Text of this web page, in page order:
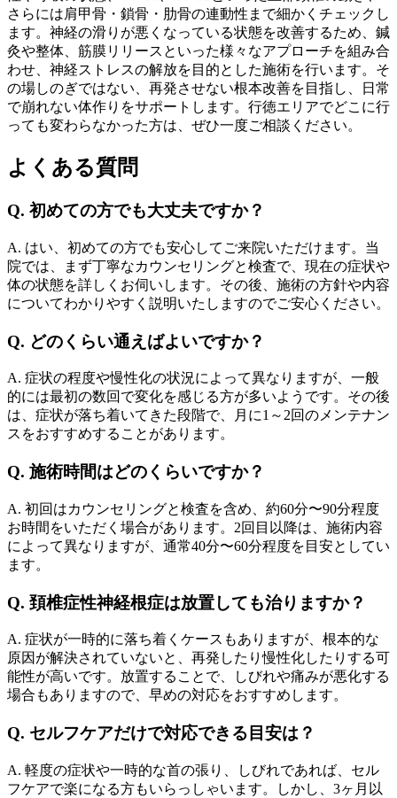
さらには肩甲骨・鎖骨・肋骨の連動性まで細かくチェックし
ます。神経の滑りが悪くなっている状態を改善するため、鍼
灸や整体、筋膜リリースといった様々なアプローチを組み合
わせ、神経ストレスの解放を目的とした施術を行います。そ
の場しのぎではない、再発させない根本改善を目指し、日常
で崩れない体作りをサポートします。行徳エリアでどこに行
っても変わらなかった方は、ぜひ一度ご相談ください。
よくある質問
Q. 初めての方でも大丈夫ですか？
A. はい、初めての方でも安心してご来院いただけます。当
院では、まず丁寧なカウンセリングと検査で、現在の症状や
体の状態を詳しくお伺いします。その後、施術の方針や内容
についてわかりやすく説明いたしますのでご安心ください。
Q. どのくらい通えばよいですか？
A. 症状の程度や慢性化の状況によって異なりますが、一般
的には最初の数回で変化を感じる方が多いようです。その後
は、症状が落ち着いてきた段階で、月に1～2回のメンテナン
スをおすすめすることがあります。
Q. 施術時間はどのくらいですか？
A. 初回はカウンセリングと検査を含め、約60分〜90分程度
お時間をいただく場合があります。2回目以降は、施術内容
によって異なりますが、通常40分〜60分程度を目安としてい
ます。
Q. 頚椎症性神経根症は放置しても治りますか？
A. 症状が一時的に落ち着くケースもありますが、根本的な
原因が解決されていないと、再発したり慢性化したりする可
能性が高いです。放置することで、しびれや痛みが悪化する
場合もありますので、早めの対応をおすすめします。
Q. セルフケアだけで対応できる目安は？
A. 軽度の症状や一時的な首の張り、しびれであれば、セル
フケアで楽になる方もいらっしゃいます。しかし、3ヶ月以